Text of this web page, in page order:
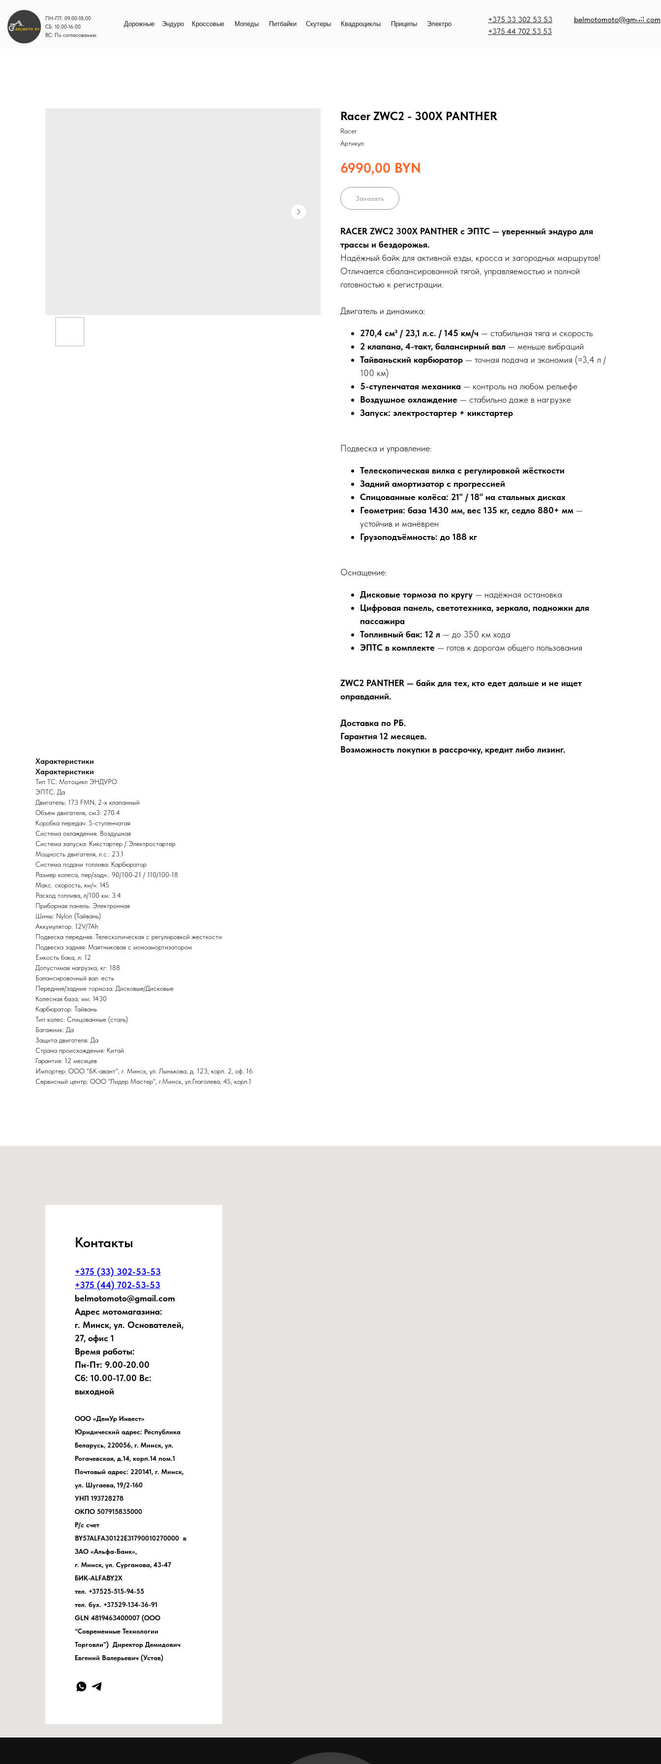
belmotomoto@gmail.com
+375 33 302 53 53
+375 44 702 53 53
ПН-ПТ: 09.00-18.00
СБ: 10.00-16.00
ВС: По согласованию
Дорожные Эндуро Кроссовые Мопеды Электро
Прицепы
Квадроциклы
Скутеры
Питбайки
Racer ZWC2 - 300X PANTHER
Racer
Артикул:
6990,00 BYN
Заказать
RACER ZWC2 300X PANTHER с ЭПТС — уверенный эндуро для
трассы и бездорожья.
Надёжный байк для активной езды, кросса и загородных маршрутов!
Отличается сбалансированной тягой, управляемостью и полной
готовностью к регистрации.
Двигатель и динамика:
270,4 см³ / 23,1 л.с. / 145 км/ч — стабильная тяга и скорость
2 клапана, 4-такт, балансирный вал — меньше вибраций
Тайваньский карбюратор — точная подача и экономия (≈3,4 л /
100 км)
5-ступенчатая механика — контроль на любом рельефе
Воздушное охлаждение — стабильно даже в нагрузке
Запуск: электростартер + кикстартер
Подвеска и управление:
Телескопическая вилка с регулировкой жёсткости
Задний амортизатор с прогрессией
Спицованные колёса: 21" / 18" на стальных дисках
Геометрия: база 1430 мм, вес 135 кг, седло 880+ мм —
устойчив и манёврен
Грузоподъёмность: до 188 кг
Оснащение:
Дисковые тормоза по кругу — надёжная остановка
Цифровая панель, светотехника, зеркала, подножки для
пассажира
Топливный бак: 12 л — до 350 км хода
ЭПТС в комплекте — готов к дорогам общего пользования
ZWC2 PANTHER — байк для тех, кто едет дальше и не ищет
оправданий.
Доставка по РБ.
Гарантия 12 месяцев.
Возможность покупки в рассрочку, кредит либо лизинг.
Характеристики
Характеристики
Тип ТС: Мотоцикл ЭНДУРО
ЭПТС: Да
Двигатель: 173 FMN, 2-х клапанный
Объем двигателя, см3: 270.4
Коробка передач: 5-ступенчатая
Система охлаждения: Воздушная
Система запуска: Кикстартер / Электростартер
Мощность двигателя, л.с.: 23.1
Система подачи топлива: Карбюратор
Размер колеса, пер/задн.: 90/100-21 / 110/100-18
Макс. скорость, км/ч: 145
Расход топлива, л/100 км: 3.4
Приборная панель: Электронная
Шины: Nylon (Тайвань)
Аккумулятор: 12V/7Ah
Подвеска передняя: Телескопическая с регулировкой жесткости
Подвеска задняя: Маятниковая с моноамортизатором
Емкость бака, л: 12
Допустимая нагрузка, кг: 188
Балансировочный вал: есть
Передние/задние тормоза: Дисковые/Дисковые
Колесная база, мм: 1430
Карбюратор: Тайвань
Тип колес: Cпицованные (сталь)
Багажник: Да
Защита двигателя: Да
Страна происхождения: Китай
Гарантия: 12 месяцев
Импортер: ООО "БК-авант", г. Минск, ул. Лынькова, д. 123, корп. 2, оф. 16
Сервисный центр: ООО "Лидер Мастер", г.Минск, ул.Глаголева, 45, корп.1
Контакты
+375 (33) 302-53-53
+375 (44) 702-53-53
belmotomoto@gmail.com
Адрес мотомагазина:
г. Минск, ул. Основателей,
27, офис 1
Время работы:
Пн-Пт: 9.00-20.00
Сб: 10.00-17.00 Вс:
выходной
ООО «ДемУр Инвест»
Юридический адрес: Республика
Беларусь, 220056, г. Минск, ул.
Рогачевская, д.14, корп.14 пом.1
Почтовый адрес: 220141, г. Минск,
ул. Шугаева, 19/2-160
УНП 193728278
ОКПО 507915835000
Р/с счет
BY57ALFA30122E31790010270000 в
ЗАО «Альфа-Банк»,
г. Минск, ул. Сурганова, 43-47
БИК-ALFABY2X
тел. +37525-515-94-55
тел. бух. +37529-134-36-91
GLN 4819463400007 (ООО
“Современные Технологии
Торговли”) Директор Демидович
Евгений Валерьевич (Устав)